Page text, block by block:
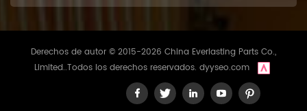
Derechos de autor © 2015-2026 China Everlasting Parts Co.,
Limited..Todos los derechos reservados. dyyseo.com